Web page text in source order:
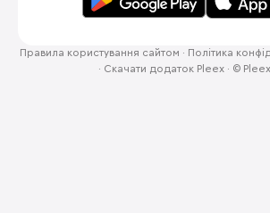
Правила користування сайтом · Політика
· Скачати додаток Pleex · ©